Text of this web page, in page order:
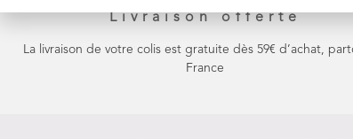
Livraison offerte
La livraison de votre colis est gratuite dès 59€ d’achat,
France